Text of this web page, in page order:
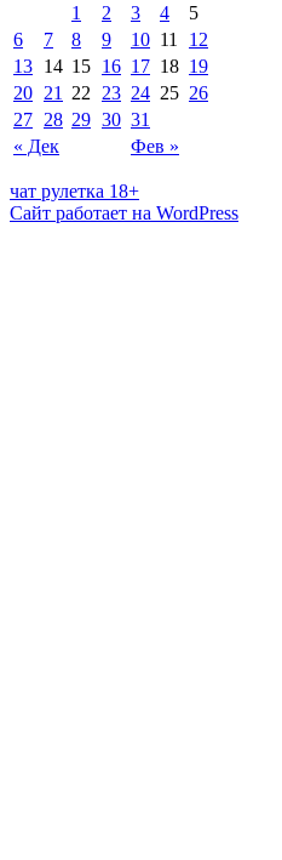
« Дек Фев »
1 2 3 4
5
6
7 8 9 10 11
12
13 14 15 16 17 18 19
20 21 22 23 24 25 26
27 28 29 30 31
чат рулетка 18+
Сайт работает на WordPress